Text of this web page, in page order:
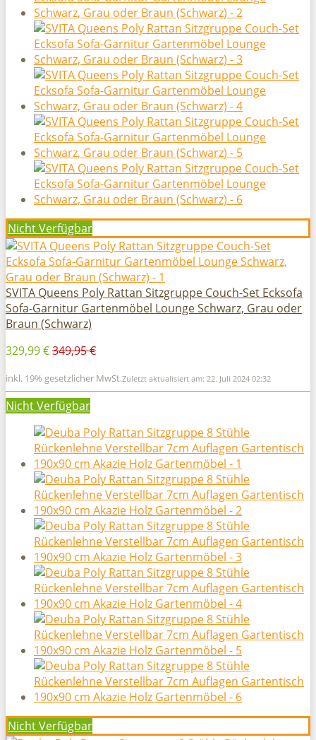
Nicht Verfügbar
SVITA Queens Poly Rattan Sitzgruppe Couch-Set Ecksofa
Sofa-Garnitur Gartenmöbel Lounge Schwarz, Grau oder
Braun (Schwarz)
329,99 €349,95 €
inkl. 19% gesetzlicher MwSt.Zuletzt aktualisiert am: 22. Juli 2024 02:32
Nicht Verfügbar
Nicht Verfügbar